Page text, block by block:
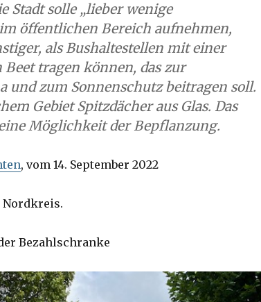
Stadt solle „lieber wenige
öffentlichen Bereich aufnehmen,
als Bushaltestellen mit einer
Beet tragen können, das zur
zum Sonnenschutz beitragen soll.
Gebiet Spitzdächer aus Glas. Das
Möglichkeit der Bepflanzung.
, vom 14. September 2022
Nordkreis.
Bezahlschranke